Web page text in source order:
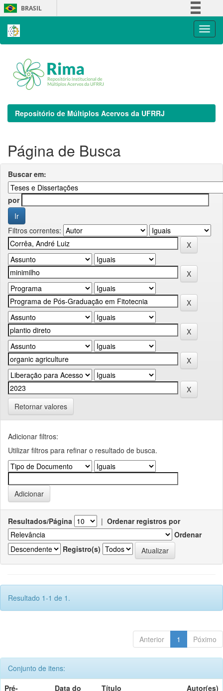
Skip
navigation
BRASIL
Repositório de Múltiplos Acervos da UFRRJ
Página de Busca
Buscar em:
por
Filtros correntes:
Retornar valores
Adicionar filtros:
Utilizar filtros para refinar o resultado de busca.
Resultados/Página | Ordenar registros por
Ordenar
Registro(s)
Resultado 1-1 de 1.
Anterior 1 Póximo
Conjunto de itens:
Pré-
Data do
Título Autor(es)